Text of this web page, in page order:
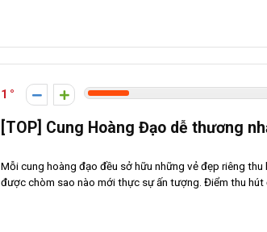
1
[TOP] Cung Hoàng Đạo dễ thương
Mỗi cung hoàng đạo đều sở hữu những vẻ đẹp riêng
được chòm sao nào mới thực sự ấn tượng. Điểm thu hút